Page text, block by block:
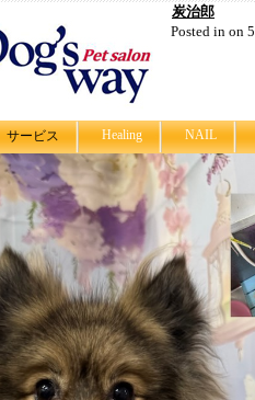
サービス Healing NAIL
炭治郎
Posted in on